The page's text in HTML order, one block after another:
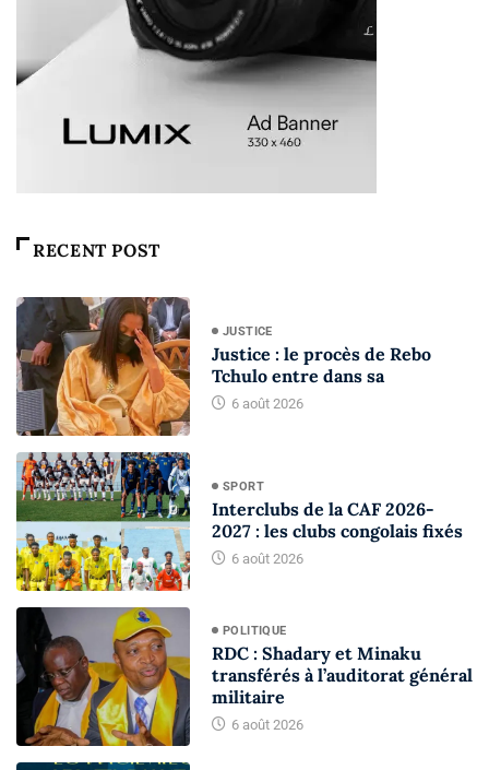
RECENT POST
JUSTICE
Justice : le procès de Rebo
Tchulo entre dans sa
6 août 2026
SPORT
Interclubs de la CAF 2026-
2027 : les clubs congolais fixés
6 août 2026
POLITIQUE
RDC : Shadary et Minaku
transférés à l’auditorat général
militaire
6 août 2026